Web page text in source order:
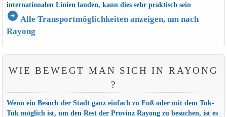
internationalen Linien landen, kann dies sehr praktisch sein
arrow_circle_right Alle Transportmöglichkeiten anzeigen, um nach
Rayong
WIE BEWEGT MAN SICH IN RAYONG
?
Wenn ein Besuch der Stadt ganz einfach zu Fuß oder mit dem Tuk-
Tuk möglich ist, um den Rest der Provinz Rayong zu besuchen, ist es